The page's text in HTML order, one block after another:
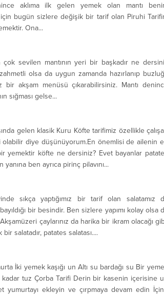
aklıma ilk gelen yemek olan mantı
bugün sizlere değişik bir tarif olan Piruhi
Ona...
sevilen mantının yeri bir başkadır ne
olsa da uygun zamanda hazırlanıp
bir akşam menüsü çıkarabilirsiniz. Mantı
sığması gelse...
gelen klasik Kuru Köfte tarifimiz özellikle
diye düşünüyorum.En önemlisi de ailenin
yemektir köfte ne dersiniz? Evet bayanlar
ben ayrıca pirinç pilavını...
sıkça yaptığımız bir tarif olan salatamız
bir besindir. Ben sizlere yapımı kolay olsa
çaylarınız da harika bir ikram olacağı
salatadır, patates salatası....
İki yemek kaşığı un Altı su bardağı su Bir
kadar tuz Çorba Tarifi Derin bir kasenin içerisine
yumurtayı ekleyin ve çırpmaya devam edin